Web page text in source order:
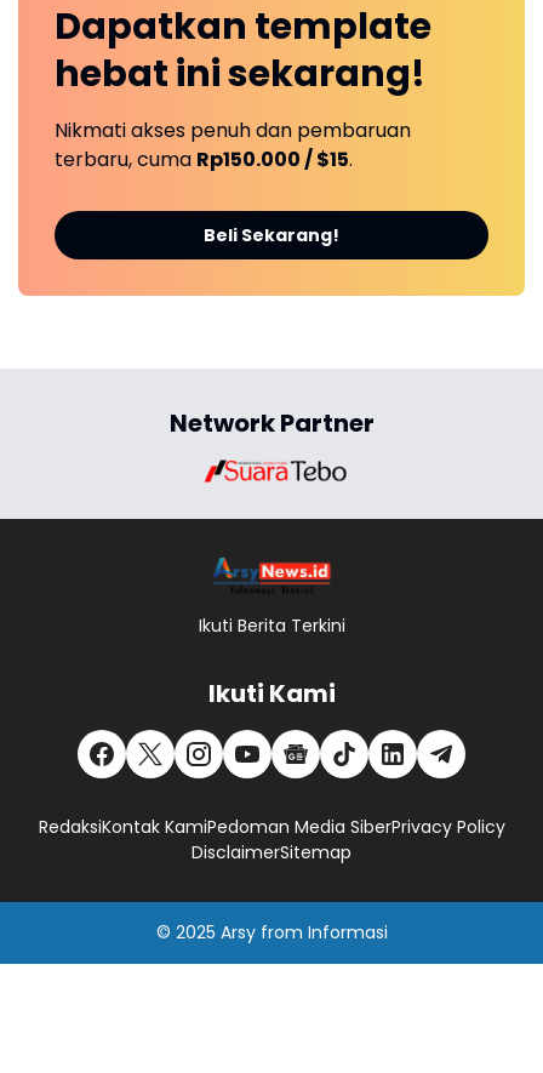
Dapatkan template
hebat inisekarang!
Nikmati akses penuh dan pembaruan
terbaru, cuma Rp150.000 / $15.
Beli Sekarang!
Network Partner
Ikuti Berita Terkini
Ikuti Kami
RedaksiKontak KamiPedoman Media SiberPrivacy Policy
DisclaimerSitemap
© 2025 Arsyfrom Informasi